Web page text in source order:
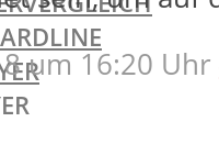
um 16:20 Uhr